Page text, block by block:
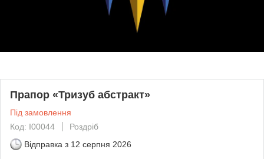
Прапор «Тризуб абстракт»
Під замовлення
Код: І00044
Роздріб
Відправка з 12 серпня 2026